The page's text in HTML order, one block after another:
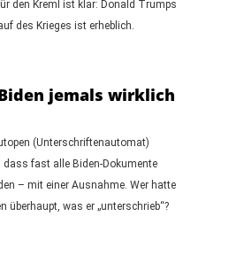
den Kreml ist klar: Donald Trumps
des Krieges ist erheblich.
jemals wirklich
(Unterschriftenautomat)
dass fast alle Biden-Dokumente
– mit einer Ausnahme. Wer hatte
überhaupt, was er „unterschrieb“?